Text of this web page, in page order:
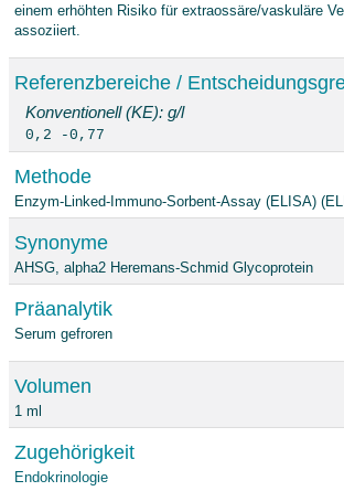
einem erhöhten Risiko für extraossäre/vaskuläre
assoziiert.
Referenzbereiche /
Konventionell (KE): g/l
0,2 -0,77
Methode
Enzym-Linked-Immuno-Sorbent-Assay (ELISA)
Synonyme
AHSG, alpha2 Heremans-Schmid Glycoprotein
Präanalytik
Serum gefroren
Volumen
1 ml
Zugehörigkeit
Endokrinologie